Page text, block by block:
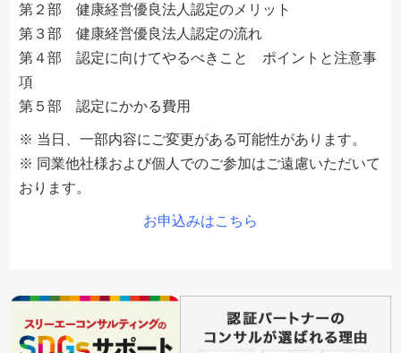
第２部 健康経営優良法人認定のメリット
第３部 健康経営優良法人認定の流れ
第４部 認定に向けてやるべきこと ポイントと注意事
項
第５部 認定にかかる費用
※ 当日、一部内容にご変更がある可能性があります。
※ 同業他社様および個人でのご参加はご遠慮いただいて
おります。
お申込みはこちら